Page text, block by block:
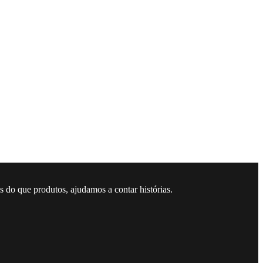
do que produtos, ajudamos a contar histórias.